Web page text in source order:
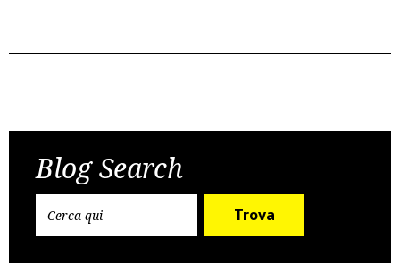
navigation
Blog Search
Trova